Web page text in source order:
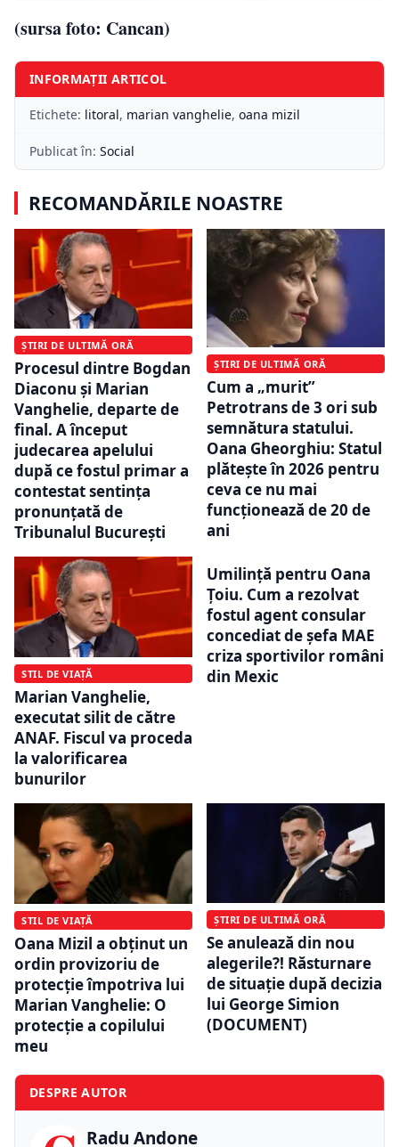
(sursa foto: Cancan)
INFORMAȚII ARTICOL
Etichete: litoral, marian vanghelie, oana mizil
Publicat în: Social
RECOMANDĂRILE NOASTRE
ȘTIRI DE ULTIMĂ ORĂ
Procesul dintre Bogdan
Diaconu și Marian
Vanghelie, departe de
final. A început
judecarea apelului
după ce fostul primar a
contestat sentința
pronunțată de
Tribunalul București
ȘTIRI DE ULTIMĂ ORĂ
Cum a „murit”
Petrotrans de 3 ori sub
semnătura statului.
Oana Gheorghiu: Statul
plătește în 2026 pentru
ceva ce nu mai
funcționează de 20 de
ani
STIL DE VIAȚĂ
Marian Vanghelie,
executat silit de către
ANAF. Fiscul va proceda
la valorificarea
bunurilor
Umilință pentru Oana
Țoiu. Cum a rezolvat
fostul agent consular
concediat de șefa MAE
criza sportivilor români
din Mexic
STIL DE VIAȚĂ
Oana Mizil a obținut un
ordin provizoriu de
protecție împotriva lui
Marian Vanghelie: O
protecție a copilului
meu
ȘTIRI DE ULTIMĂ ORĂ
Se anulează din nou
alegerile?! Răsturnare
de situație după decizia
lui George Simion
(DOCUMENT)
DESPRE AUTOR
Radu Andone